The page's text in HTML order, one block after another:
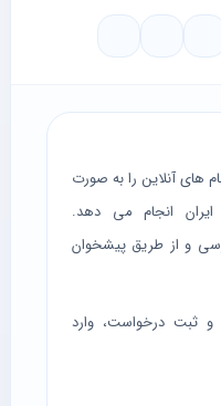
های آنلاین را به صورت
ایران انجام می دهد.
و از طریق پیشخوان
و ثبت درخواست، وارد